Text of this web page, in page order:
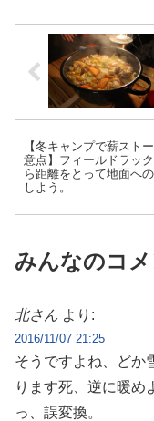
【冬キャンプで薪スト
意点】フィールドラッ
ら距離をとって地面へ
しよう。
みんなのコメ
北さん より:
2016/11/07 21:25
そうですよね、どか
ります死、逆に暖め
っ、誤変換。